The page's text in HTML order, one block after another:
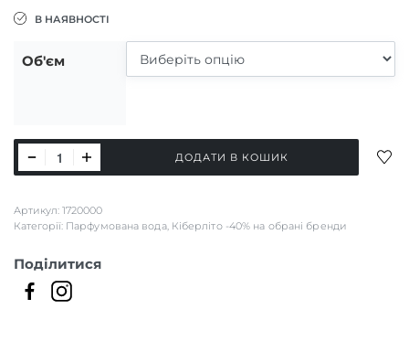
В НАЯВНОСТІ
Об'єм
PATCHOULI
INTENSE
Prestiges
ДОДАТИ В КОШИК
Артикул: 1720000
Категорії: Парфумована вода, Кіберліто -40% на обрані бренди
Поділитися